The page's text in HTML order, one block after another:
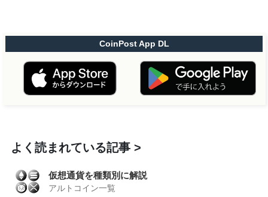
CoinPost App DL
よく読まれている記事
仮想通貨を種類別に解説
アルトコイン一覧